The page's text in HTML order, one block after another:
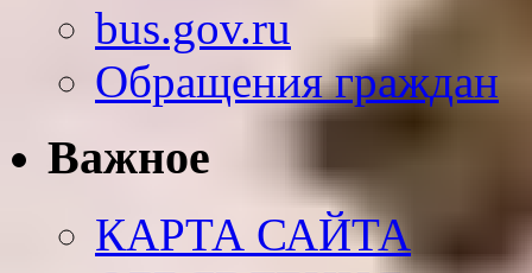
bus.gov.ru
Обращения граждан
Важное
КАРТА САЙТА